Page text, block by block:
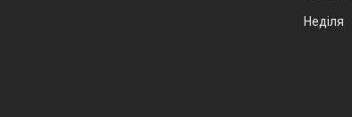
Неділя